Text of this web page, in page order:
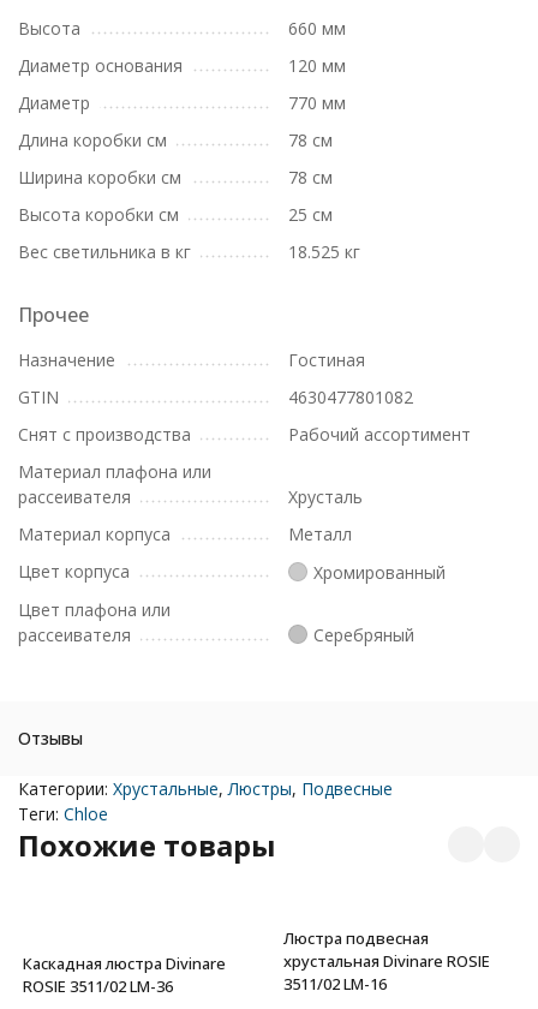
Высота
660 мм
Диаметр основания
120 мм
Диаметр
770 мм
Длина коробки см
78 см
Ширина коробки см
78 см
Высота коробки см
25 см
Вес светильника в кг
18.525 кг
Прочее
Назначение
Гостиная
GTIN
4630477801082
Снят с производства
Рабочий ассортимент
Материал плафона или
рассеивателя
Хрусталь
Материал корпуса
Металл
Цвет корпуса
Хромированный
Цвет плафона или
рассеивателя
Серебряный
Отзывы
Категории: Хрустальные, Люстры, Подвесные
Теги: Chloe
Похожие товары
Каскадная люстра Divinare
ROSIE 3511/02 LM-36
Люстра подвесная
хрустальная Divinare ROSIE
3511/02 LM-16